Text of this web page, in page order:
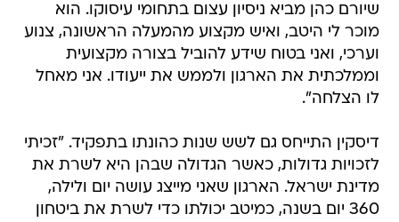
שיורם כהן מביא ניסיון עצום בתחומי עיסוקו. הוא
מוכר לי היטב, ואיש מקצוע מהמעלה הראשונה, צנוע
וערכי, ואני בטוח שידע להוביל בצורה מקצועית
וממלכתית את הארגון ולממש את ייעודו. אני מאחל
לו הצלחה".
דיסקין התייחס גם לשש שנות כהונתו בתפקיד. "זכיתי
לזכויות גדולות, כאשר הגדולה שבהן היא לשרת את
מדינת ישראל. הארגון שאני מייצג עושה יום ולילה,
360 יום בשנה, כמיטב יכולתו כדי לשרת את ביטחון